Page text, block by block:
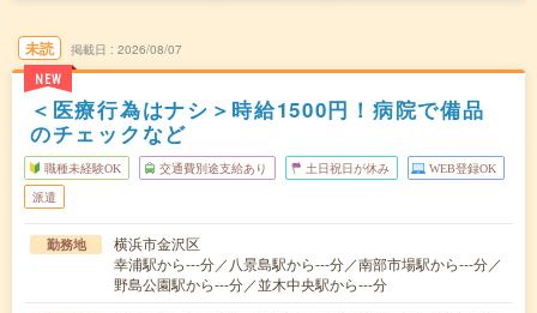
未読
NEW
掲載日 2026/08/07
＜医療行為はナシ＞時給1500円！病院で備品
のチェックなど
職種未経験OK 交通費別途支給あり 土日祝日が休み WEB登録OK
派遣
勤務地
横浜市金沢区
幸浦駅から---分／八景島駅から---分／南部市場駅から---分／
野島公園駅から---分／並木中央駅から---分